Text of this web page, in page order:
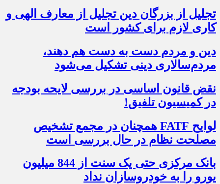
تجلیل از بزرگان دین تجلیل از معارف الهی و
کاری لازم برای کشور است
دین و مردم دست به‌ دست هم دهند،
مردم‌سالاری دینی تشکیل می‌شود
نقض قانون اساسی در بررسی لایحه بودجه
در کمیسیون تلفیق!
لوایح FATF همچنان در مجمع تشخیص
مصلحت نظام در حال بررسی است
بانک مرکزی حتی یک سنت از 844 میلیون
یورو را به خودروسازان نداد